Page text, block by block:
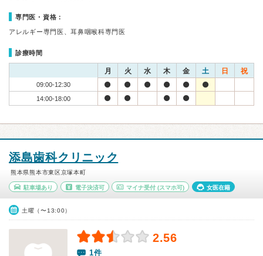
専門医・資格：
アレルギー専門医、耳鼻咽喉科専門医
診療時間
月 火 水 木 金 土 日 祝
09:00-12:30
14:00-18:00
添島歯科クリニック
熊本県熊本市東区京塚本町
駐車場あり 電子決済可 マイナ受付 (スマホ可) 女医在籍
土曜（〜13:00）
2.56
1件